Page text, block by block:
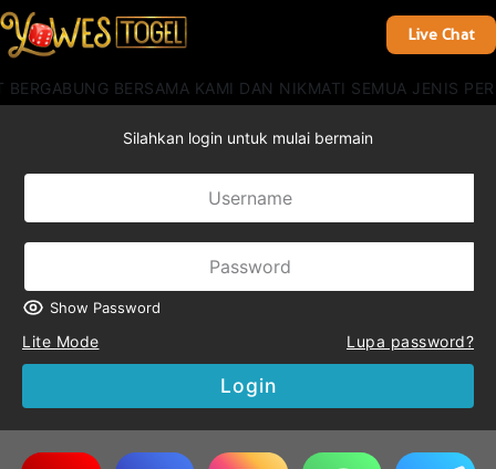
Live Chat
BERSAMA KAMI DAN NIKMATI SEMUA JENIS
Silahkan login untuk mulai bermain
Show Password
Lite Mode Lupa password?
Login